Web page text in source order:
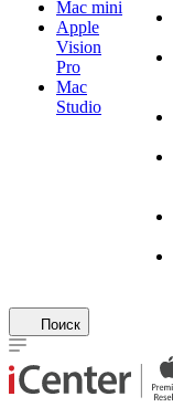
Mac mini
Apple
Vision
Pro
Mac
Studio
Поиск